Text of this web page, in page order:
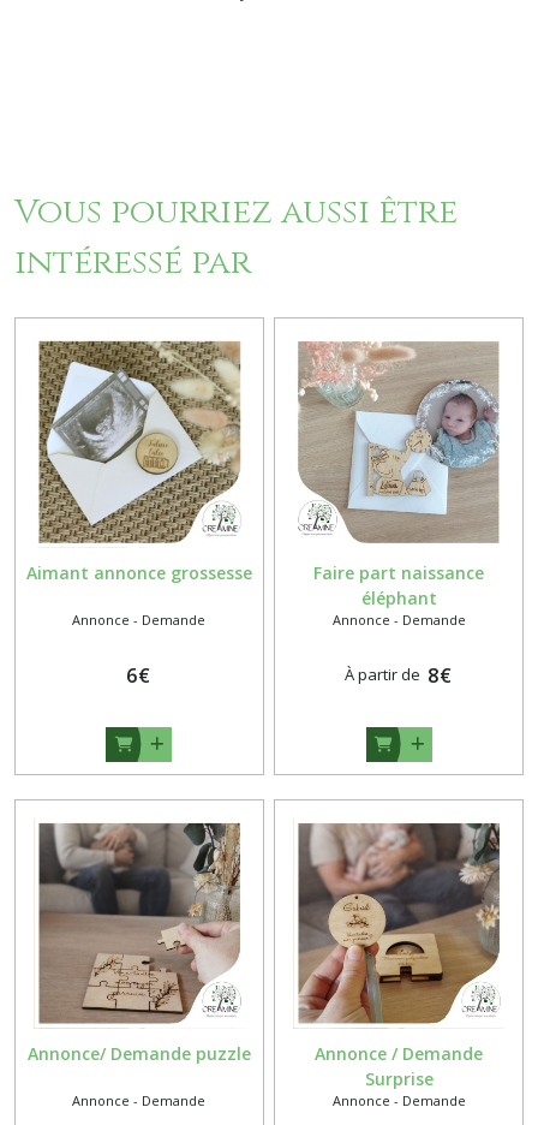
Vous pourriez aussi être
intéressé par
Aimant annonce grossesse
Annonce - Demande
6€
Faire part naissance
éléphant
Annonce - Demande
À partir de 8€
Annonce/ Demande puzzle
Annonce - Demande
Annonce / Demande
Surprise
Annonce - Demande